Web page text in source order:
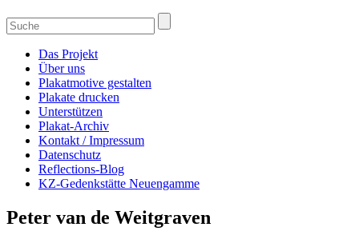
Das Projekt
Über uns
Plakatmotive gestalten
Plakate drucken
Unterstützen
Plakat-Archiv
Kontakt / Impressum
Datenschutz
Reflections-Blog
KZ-Gedenkstätte Neuengamme
Peter van de Weitgraven